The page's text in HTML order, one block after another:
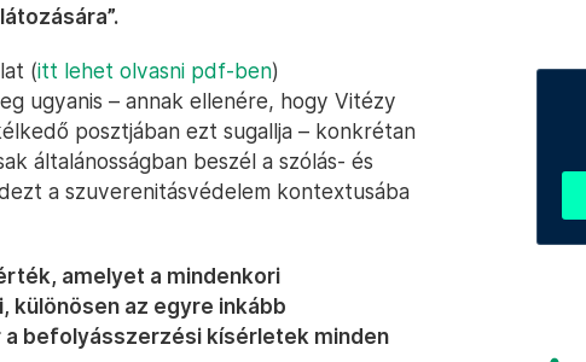
(itt lehet olvasni pdf-ben)
ugyanis – annak ellenére, hogy Vitézy
posztjában ezt sugallja – konkrétan
általánosságban beszél a szólás- és
a szuverenitásvédelem kontextusába
amelyet a mindenkori
különösen az egyre inkább
befolyásszerzési kísérletek minden